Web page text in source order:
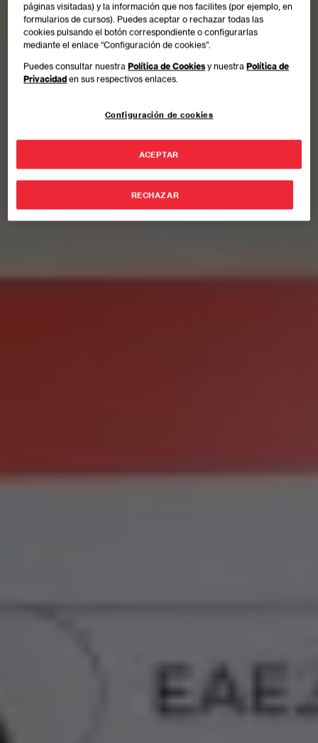
páginas visitadas) y la información que nos facilites (por ejemplo, en
formularios de cursos). Puedes aceptar o rechazar todas las
cookies pulsando el botón correspondiente o configurarlas
mediante el enlace “Configuración de cookies”.
Puedes consultar nuestraPolítica de Cookies y nuestraPolítica de
Privacidad en sus respectivos enlaces.
Configuración de cookies
RECHAZAR
ACEPTAR